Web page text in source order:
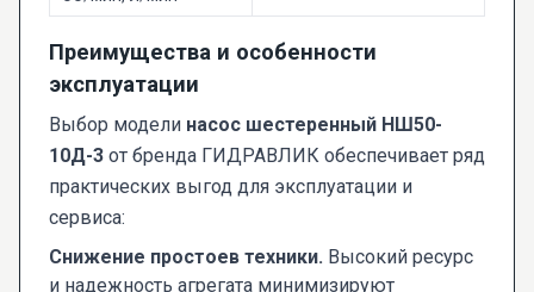
Преимущества и особенности
эксплуатации
Выбор модели насос шестеренный НШ50-
10Д-3 от бренда ГИДРАВЛИК обеспечивает ряд
практических выгод для эксплуатации и
сервиса:
Снижение простоев техники. Высокий ресурс
и надежность агрегата минимизируют